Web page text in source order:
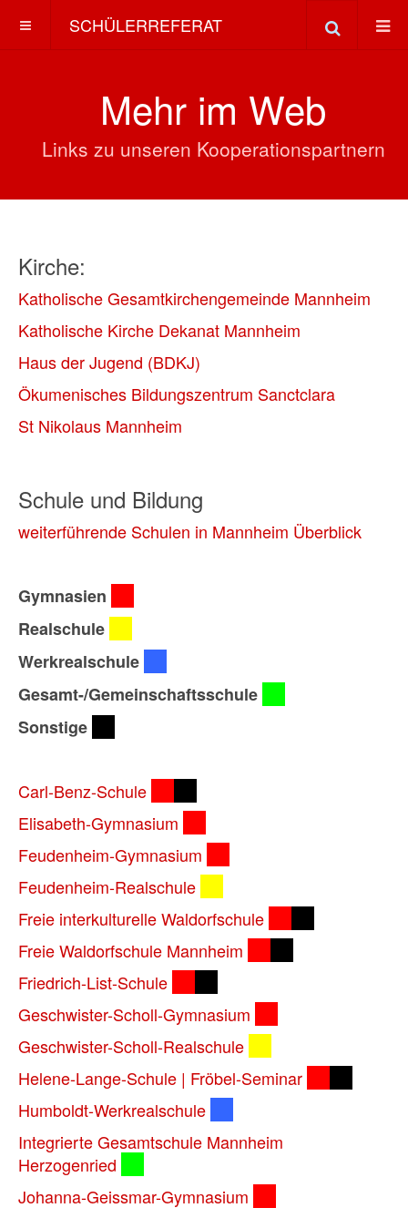
SCHÜLERREFERAT
Mehr im Web
Links zu unseren Kooperationspartnern
Kirche:
Katholische Gesamtkirchengemeinde Mannheim
Katholische Kirche Dekanat Mannheim
Haus der Jugend (BDKJ)
Ökumenisches Bildungszentrum Sanctclara
St Nikolaus Mannheim
Schule und Bildung
weiterführende Schulen in Mannheim Überblick
Gymnasien
Realschule
Werkrealschule
Gesamt-/Gemeinschaftsschule
Sonstige
Carl-Benz-Schule
Elisabeth-Gymnasium
Feudenheim-Gymnasium
Feudenheim-Realschule
Freie interkulturelle Waldorfschule
Freie Waldorfschule Mannheim
Friedrich-List-Schule
Geschwister-Scholl-Gymnasium
Geschwister-Scholl-Realschule
Helene-Lange-Schule | Fröbel-Seminar
Humboldt-Werkrealschule
Integrierte Gesamtschule Mannheim
Herzogenried
Johanna-Geissmar-Gymnasium